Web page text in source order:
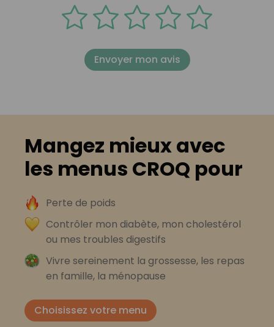
Envoyer mon avis
Mangez mieux avec
les menus CROQ pour
Perte de poids
Contrôler mon diabète, mon cholestérol
ou mes troubles digestifs
Vivre sereinement la grossesse, les repas
en famille, la ménopause
Choisissez votre menu